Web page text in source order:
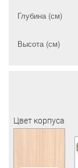
Глубина (см)
Высота (см)
Цвет корпуса